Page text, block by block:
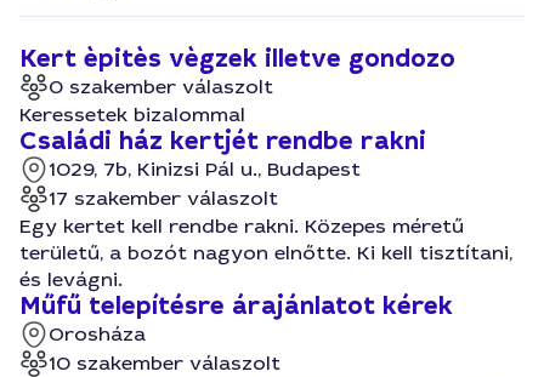
Kert èpitès vègzek illetve gondozo
0 szakember válaszolt
Keressetek bizalommal
Családi ház kertjét rendbe rakni
1029, 7b, Kinizsi Pál u., Budapest
17 szakember válaszolt
Egy kertet kell rendbe rakni. Közepes méretű
területű, a bozót nagyon elnőtte. Ki kell tisztítani,
és levágni.
Műfű telepítésre árajánlatot kérek
Orosháza
10 szakember válaszolt